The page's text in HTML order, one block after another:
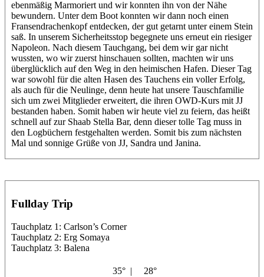
ebenmäßig Marmoriert und wir konnten ihn von der Nähe
bewundern. Unter dem Boot konnten wir dann noch einen
Fransendrachenkopf entdecken, der gut getarnt unter einem Stein
saß. In unserem Sicherheitsstop begegnete uns erneut ein riesiger
Napoleon. Nach diesem Tauchgang, bei dem wir gar nicht
wussten, wo wir zuerst hinschauen sollten, machten wir uns
überglücklich auf den Weg in den heimischen Hafen. Dieser Tag
war sowohl für die alten Hasen des Tauchens ein voller Erfolg,
als auch für die Neulinge, denn heute hat unsere Tauschfamilie
sich um zwei Mitglieder erweitert, die ihren OWD-Kurs mit JJ
bestanden haben. Somit haben wir heute viel zu feiern, das heißt
schnell auf zur Shaab Stella Bar, denn dieser tolle Tag muss in
den Logbüchern festgehalten werden. Somit bis zum nächsten
Mal und sonnige Grüße von JJ, Sandra und Janina.
Fullday Trip
Tauchplatz 1: Carlson’s Corner
Tauchplatz 2: Erg Somaya
Tauchplatz 3: Balena
35° | 28°